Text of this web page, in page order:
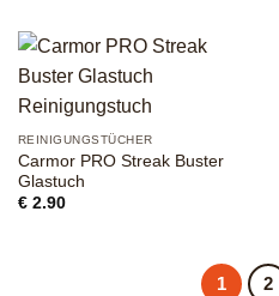
REINIGUNGSTÜCHER
Carmor PRO Streak Buster
Glastuch
€2.90
1 2